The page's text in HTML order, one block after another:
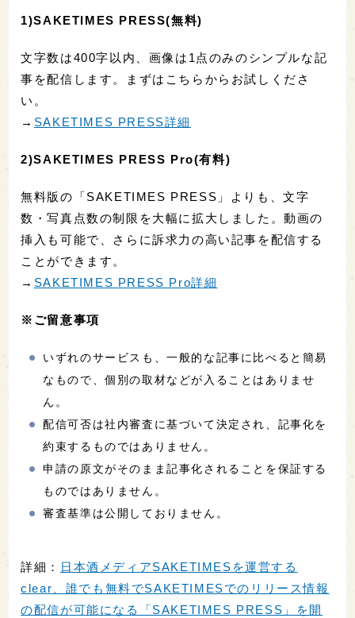
1)SAKETIMES PRESS(無料)
文字数は400字以内、画像は1点のみのシンプルな記
事を配信します。まずはこちらからお試しくださ
い。
→ SAKETIMES PRESS詳細
2)SAKETIMES PRESS Pro(有料)
無料版の「SAKETIMES PRESS」よりも、文字
数・写真点数の制限を大幅に拡大しました。動画の
挿入も可能で、さらに訴求力の高い記事を配信する
ことができます。
→ SAKETIMES PRESS Pro詳細
※ご留意事項
いずれのサービスも、一般的な記事に比べると簡易
なもので、個別の取材などが入ることはありませ
ん。
配信可否は社内審査に基づいて決定され、記事化を
約束するものではありません。
申請の原文がそのまま記事化されることを保証する
ものではありません。
審査基準は公開しておりません。
詳細： 日本酒メディアSAKETIMESを運営する
clear、誰でも無料でSAKETIMESでのリリース情報
の配信が可能になる「SAKETIMES PRESS」を開